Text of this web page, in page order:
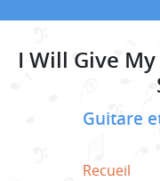
I Will Give
Guitare
Recueil